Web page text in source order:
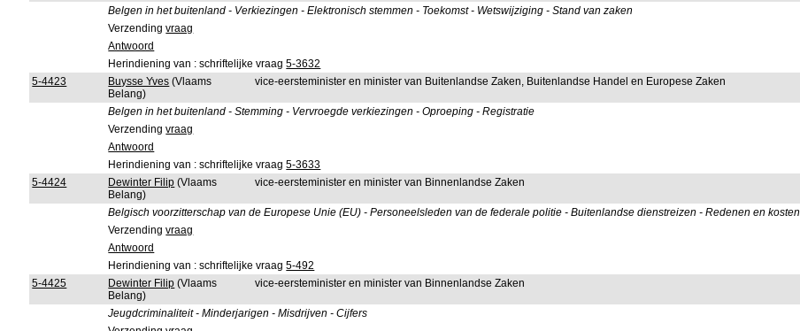
Belgen in het buitenland - Verkiezingen - Elektronisch stemmen - Toekomst - Wetswijziging - Stand van zaken
Verzendingvraag
Antwoord
Herindiening van : schriftelijke vraag5-3632
5-4423
Buysse Yves (Vlaams
Belang)
vice-eersteminister en minister van Buitenlandse Zaken, Buitenlandse Handel en Europese Zaken
Belgen in het buitenland - Stemming - Vervroegde verkiezingen - Oproeping - Registratie
Verzendingvraag
Antwoord
Herindiening van : schriftelijke vraag5-3633
5-4424
Dewinter Filip (Vlaams
Belang)
vice-eersteminister en minister van Binnenlandse Zaken
Belgisch voorzitterschap van de Europese Unie (EU) - Personeelsleden van de federale politie - Buitenlandse dienstreizen - Redenen en kosten
Verzendingvraag
Antwoord
Herindiening van : schriftelijke vraag5-492
5-4425
Dewinter Filip (Vlaams
Belang)
vice-eersteminister en minister van Binnenlandse Zaken
Jeugdcriminaliteit - Minderjarigen - Misdrijven - Cijfers